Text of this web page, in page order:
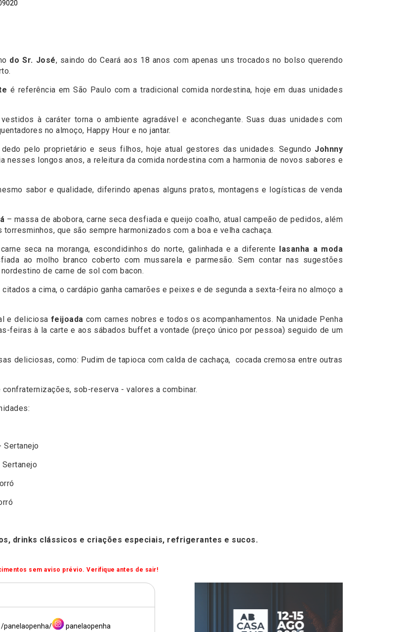
do Sr. José, saindo do Ceará aos 18 anos com apenas uns trocados no bolso querendo
é referência em São Paulo com a tradicional comida nordestina, hoje em duas unidades
à caráter torna o ambiente agradável e aconchegante. Suas duas unidades com
no almoço, Happy Hour e no jantar.
pelo proprietário e seus filhos, hoje atual gestores das unidades. Segundo Johnny
nesses longos anos, a releitura da comida nordestina com a harmonia de novos sabores e
sabor e qualidade, diferindo apenas alguns pratos, montagens e logísticas de venda
de cada região.
– massa de abobora, carne seca desfiada e queijo coalho, atual campeão de pedidos, além
que são sempre harmonizados com a boa e velha cachaça.
seca na moranga, escondidinhos do norte, galinhada e a diferente
lasanha a moda
ao molho branco coberto com mussarela e parmesão. Sem contar nas sugestões
de carne de sol com bacon.
a cima, o cardápio ganha camarões e peixes e de segunda a sexta-feira no almoço a
e deliciosa feijoada com carnes nobres e todos os acompanhamentos. Na unidade Penha
feiras à la carte e aos sábados buffet a vontade (preço único por pessoa) seguido de um
deliciosas, como: Pudim de tapioca com calda de cachaça, cocada cremosa entre outras
sob-reserva - valores a combinar.
Sertanejo
drinks clássicos e criações especiais, refrigerantes e sucos.
sem aviso prévio. Verifique antes de sair!
/panelaopenha/
panelaopenha